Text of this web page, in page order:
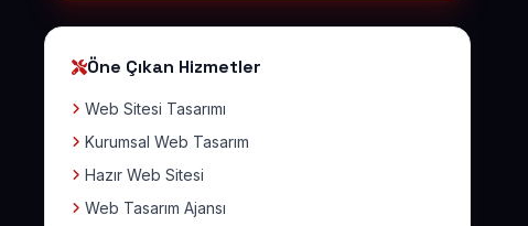
Öne Çıkan Hizmetler
Web Sitesi Tasarımı
Kurumsal Web Tasarım
Hazır Web Sitesi
Web Tasarım Ajansı